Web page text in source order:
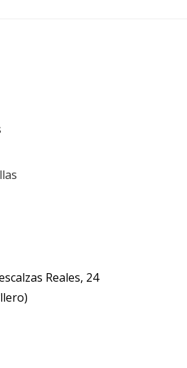
Reales, 24